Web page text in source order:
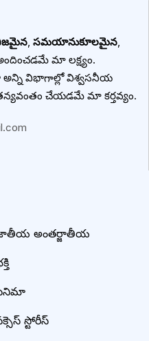
, సమయానుకూలమైన,
మా లక్ష్యం.
విభాగాల్లో విశ్వసనీయ
చేయడమే మా కర్తవ్యం.
అంతర్జాతీయ
స్టోరీస్